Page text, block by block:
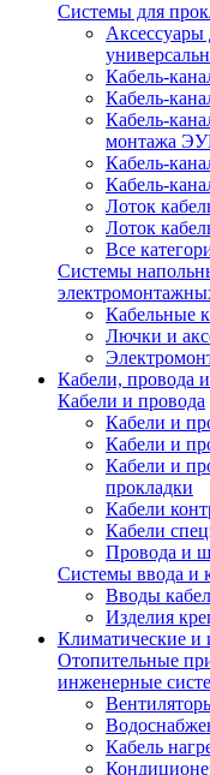
Системы для
Аксессуары
Кабель-
Кабель-
Кабель-
монтажа
Кабель-
Кабель-
Лоток
Лоток
Все
Системы
Кабельные
Лючки и
Кабели, провода
Кабели и провода
Кабели и
Кабели и
Кабели и
прокладки
Кабели
Кабели
Провода и
Системы ввода и
Вводы
Изделия
Климатические
Отопительные
инженерные
Кабель